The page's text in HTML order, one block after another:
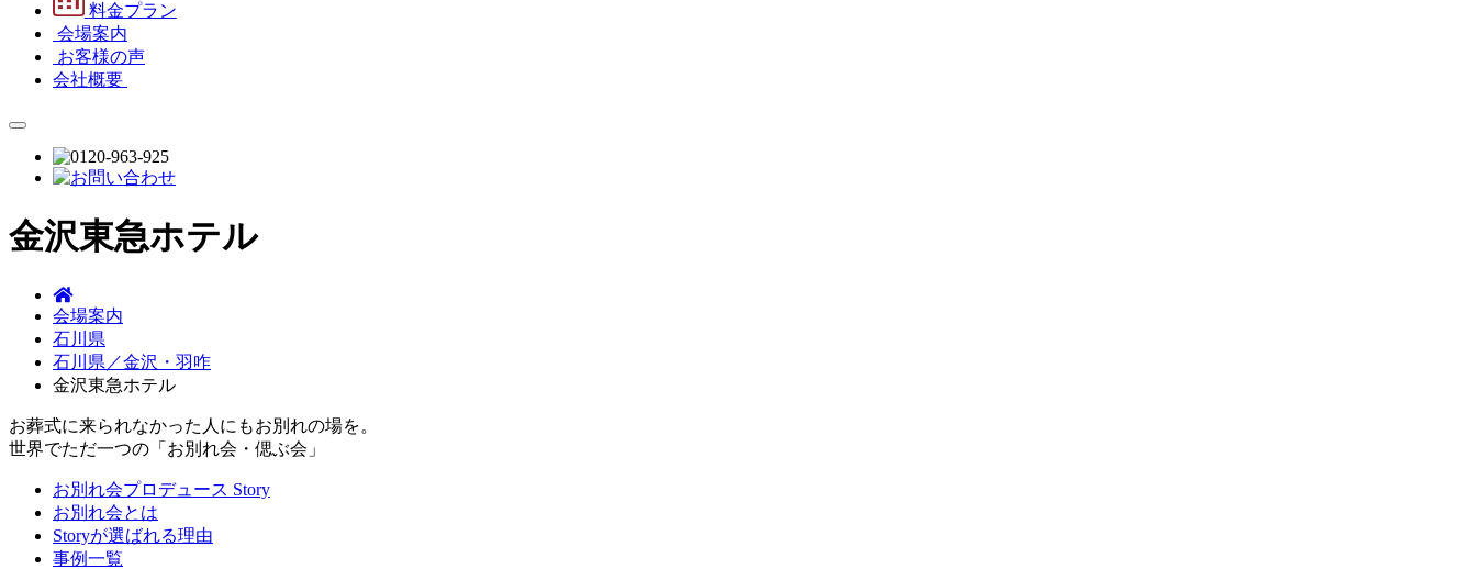
料金プラン
会場案内
お客様の声
会社概要
金沢東急ホテル
会場案内
石川県
石川県／金沢・羽咋
金沢東急ホテル
お葬式に来られなかった人にもお別れの場を。
世界でただ一つの「お別れ会・偲ぶ会」
お別れ会プロデュース Story
お別れ会とは
Storyが選ばれる理由
事例一覧